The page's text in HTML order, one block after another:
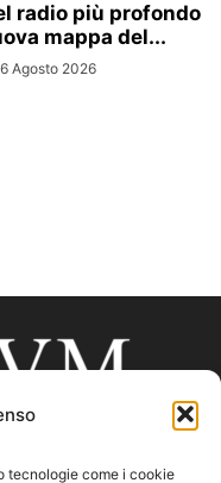
tecnologie come i cookie
radio più profondo
mappa del...
6 Agosto 2026